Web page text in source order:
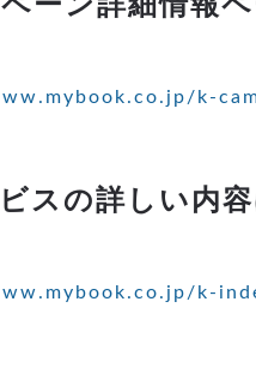
ーン詳細情報
k-
スの詳しい内
k-